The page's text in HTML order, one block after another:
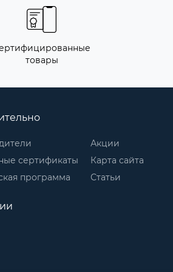
товары
сертификаты
программа
Акции
Карта сайта
Статьи